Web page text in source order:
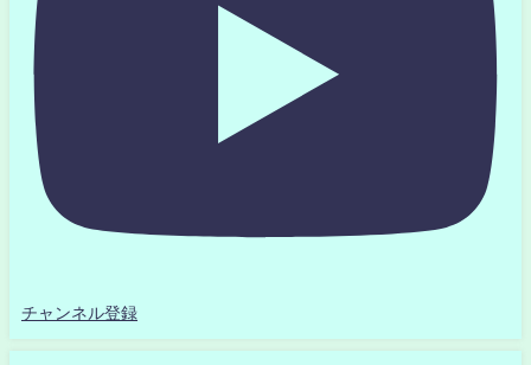
チャンネル登録